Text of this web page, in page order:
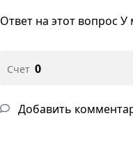
Ответ на этот вопрос У
Счет 0
Добавить